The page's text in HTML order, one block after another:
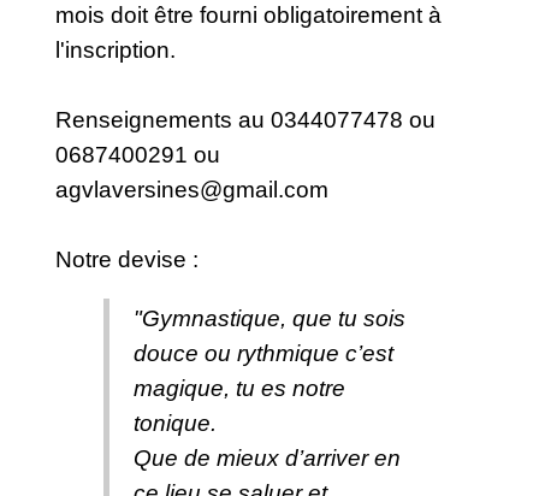
mois doit être fourni obligatoirement à
l'inscription.
Renseignements au 0344077478 ou
0687400291 ou
agvlaversines@gmail.com
Notre devise :
"Gymnastique, que tu sois
douce ou rythmique c’est
magique, tu es notre
tonique.
Que de mieux d’arriver en